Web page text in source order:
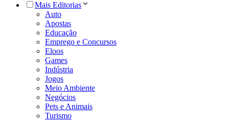
Mais Editorias
Auto
Apostas
Educação
Emprego e Concursos
Eloos
Games
Indústria
Jogos
Meio Ambiente
Negócios
Pets e Animais
Turismo